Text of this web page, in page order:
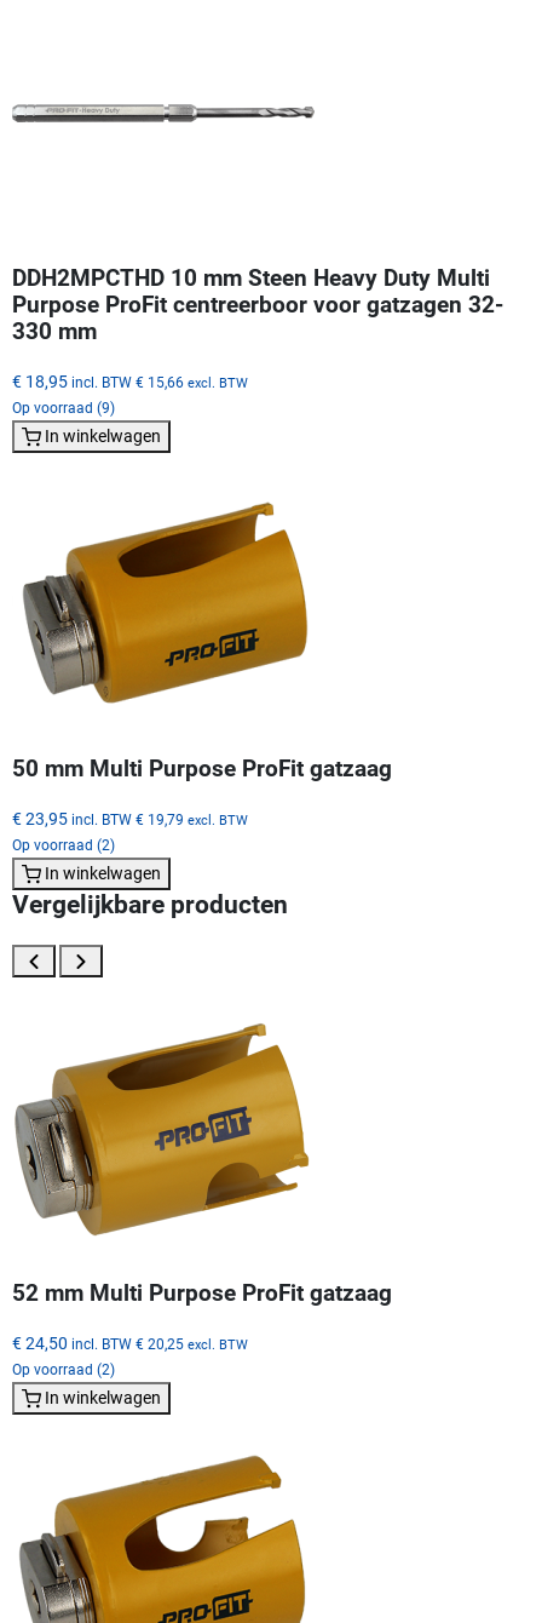
DDH2MPCTHD 10 mm Steen Heavy Duty Multi
Purpose ProFit centreerboor voor gatzagen 32-
330 mm
€ 18,95 incl. BTW € 15,66 excl. BTW
Op voorraad (9)
In winkelwagen
50 mm Multi Purpose ProFit gatzaag
€ 23,95 incl. BTW € 19,79 excl. BTW
Op voorraad (2)
In winkelwagen
Vergelijkbare producten
52 mm Multi Purpose ProFit gatzaag
€ 24,50 incl. BTW € 20,25 excl. BTW
Op voorraad (2)
In winkelwagen